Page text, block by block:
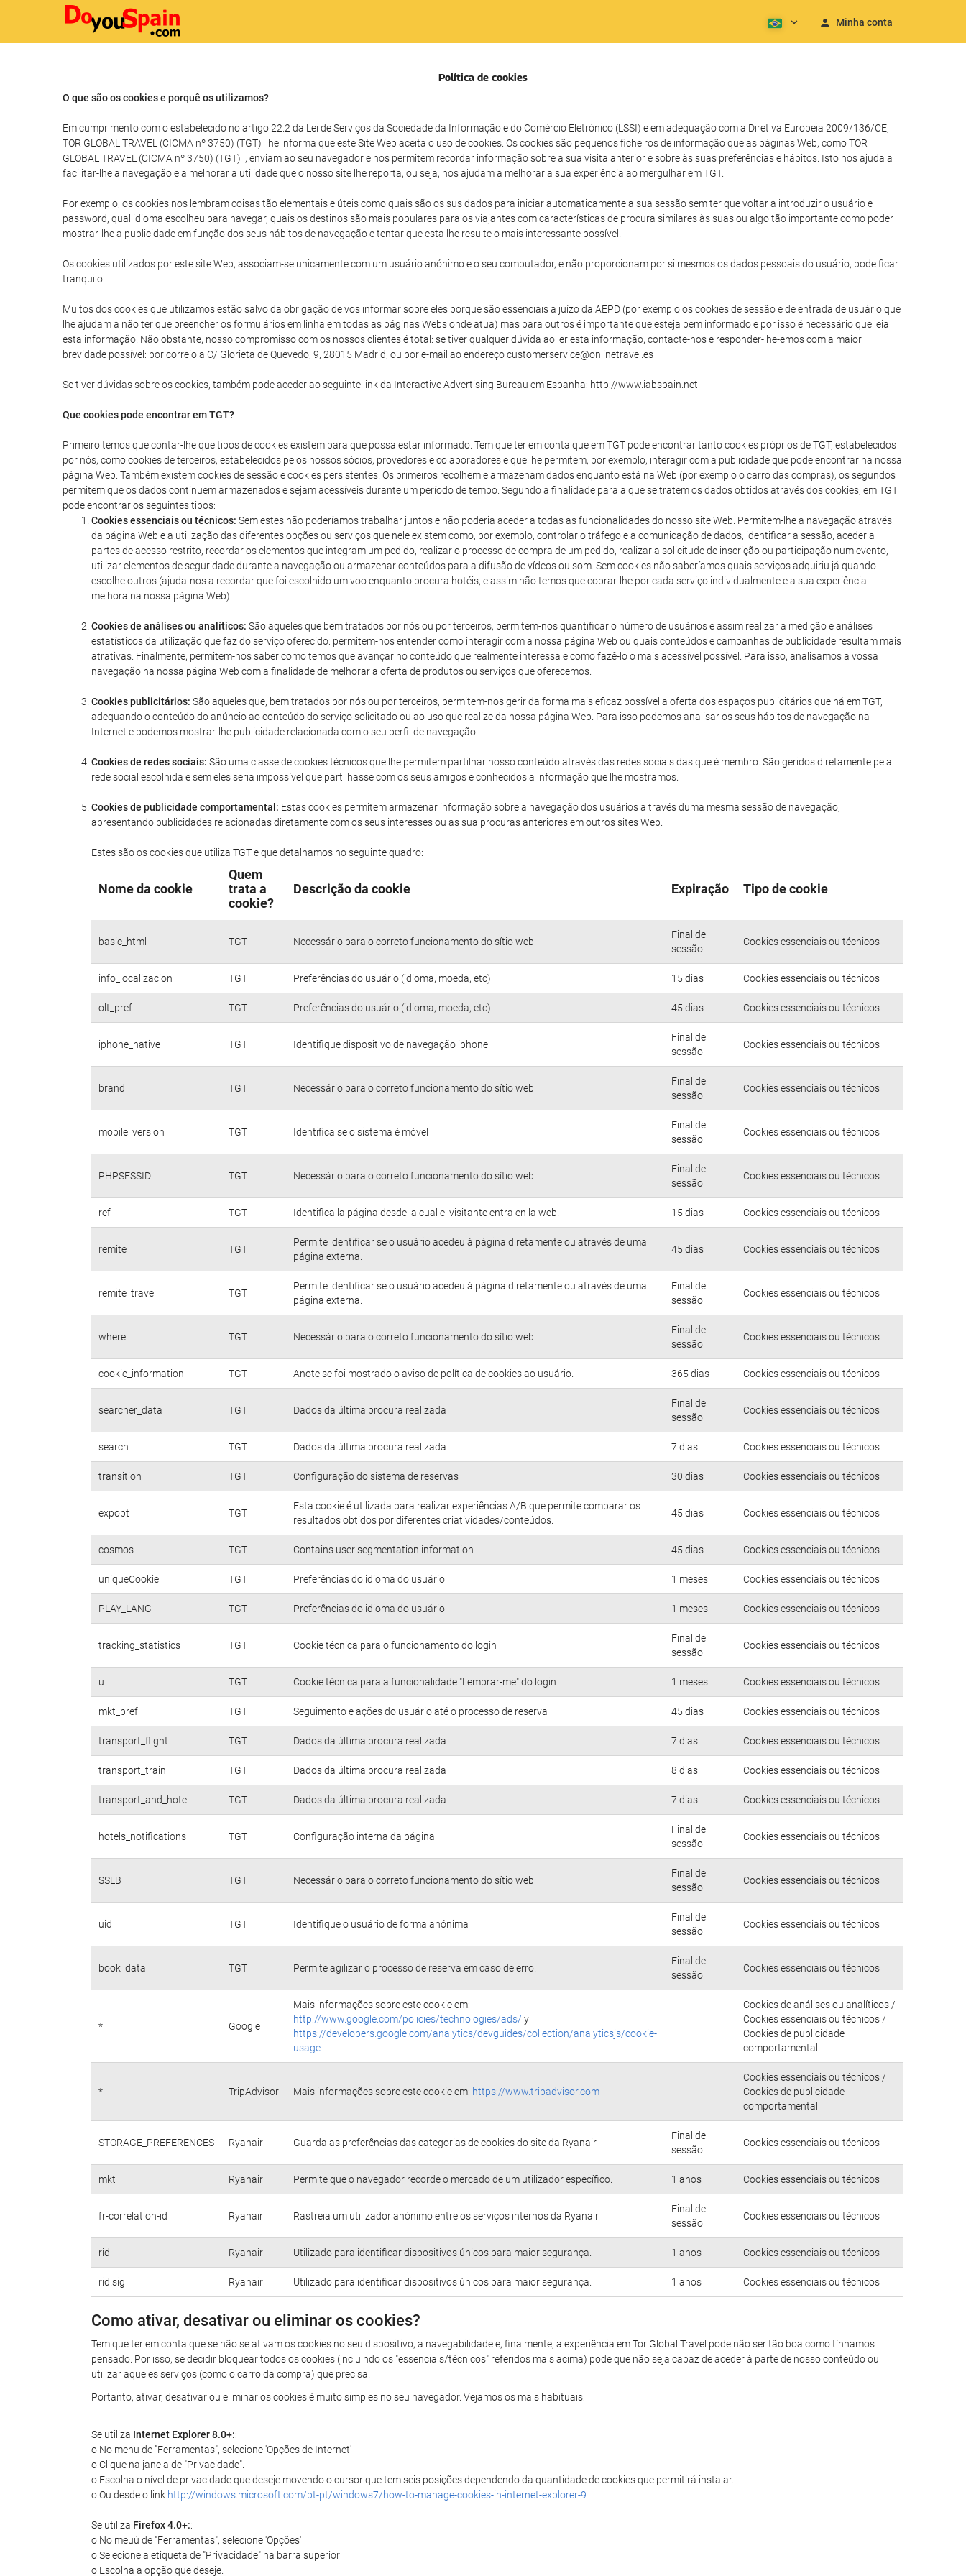
Minha conta
Política de cookies
O que são os cookies e porquê os utilizamos?
Em cumprimento com o estabelecido no artigo 22.2 da Lei de Serviços da Sociedade da Informação e do Comércio Eletrónico (LSSI) e em adequação com a Diretiva Europeia 2009/136/CE,
TOR GLOBAL TRAVEL (CICMA nº 3750) (TGT) lhe informa que este Site Web aceita o uso de cookies. Os cookies são pequenos ficheiros de informação que as páginas Web, como TOR
GLOBAL TRAVEL (CICMA nº 3750) (TGT) , enviam ao seu navegador e nos permitem recordar informação sobre a sua visita anterior e sobre às suas preferências e hábitos. Isto nos ajuda a
facilitar-lhe a navegação e a melhorar a utilidade que o nosso site lhe reporta, ou seja, nos ajudam a melhorar a sua experiência ao mergulhar em TGT.
Por exemplo, os cookies nos lembram coisas tão elementais e úteis como quais são os sus dados para iniciar automaticamente a sua sessão sem ter que voltar a introduzir o usuário e
password, qual idioma escolheu para navegar, quais os destinos são mais populares para os viajantes com características de procura similares às suas ou algo tão importante como poder
mostrar-lhe a publicidade em função dos seus hábitos de navegação e tentar que esta lhe resulte o mais interessante possível.
Os cookies utilizados por este site Web, associam-se unicamente com um usuário anónimo e o seu computador, e não proporcionam por si mesmos os dados pessoais do usuário, pode ficar
tranquilo!
Muitos dos cookies que utilizamos estão salvo da obrigação de vos informar sobre eles porque são essenciais a juízo da AEPD (por exemplo os cookies de sessão e de entrada de usuário que
lhe ajudam a não ter que preencher os formulários em linha em todas as páginas Webs onde atua) mas para outros é importante que esteja bem informado e por isso é necessário que leia
esta informação. Não obstante, nosso compromisso com os nossos clientes é total: se tiver qualquer dúvida ao ler esta informação, contacte-nos e responder-lhe-emos com a maior
brevidade possível: por correio a C/ Glorieta de Quevedo, 9, 28015 Madrid, ou por e-mail ao endereço customerservice@onlinetravel.es
Se tiver dúvidas sobre os cookies, também pode aceder ao seguinte link da Interactive Advertising Bureau em Espanha: http://www.iabspain.net
Que cookies pode encontrar em TGT?
Primeiro temos que contar-lhe que tipos de cookies existem para que possa estar informado. Tem que ter em conta que em TGT pode encontrar tanto cookies próprios de TGT, estabelecidos
por nós, como cookies de terceiros, estabelecidos pelos nossos sócios, provedores e colaboradores e que lhe permitem, por exemplo, interagir com a publicidade que pode encontrar na nossa
página Web. Também existem cookies de sessão e cookies persistentes. Os primeiros recolhem e armazenam dados enquanto está na Web (por exemplo o carro das compras), os segundos
permitem que os dados continuem armazenados e sejam acessíveis durante um período de tempo. Segundo a finalidade para a que se tratem os dados obtidos através dos cookies, em TGT
pode encontrar os seguintes tipos:
Cookies essenciais ou técnicos: Sem estes não poderíamos trabalhar juntos e não poderia aceder a todas as funcionalidades do nosso site Web. Permitem-lhe a navegação através
da página Web e a utilização das diferentes opções ou serviços que nele existem como, por exemplo, controlar o tráfego e a comunicação de dados, identificar a sessão, aceder a
partes de acesso restrito, recordar os elementos que integram um pedido, realizar o processo de compra de um pedido, realizar a solicitude de inscrição ou participação num evento,
utilizar elementos de seguridade durante a navegação ou armazenar conteúdos para a difusão de vídeos ou som. Sem cookies não saberíamos quais serviços adquiriu já quando
escolhe outros (ajuda-nos a recordar que foi escolhido um voo enquanto procura hotéis, e assim não temos que cobrar-lhe por cada serviço individualmente e a sua experiência
melhora na nossa página Web).
Cookies de análises ou analíticos: São aqueles que bem tratados por nós ou por terceiros, permitem-nos quantificar o número de usuários e assim realizar a medição e análises
estatísticos da utilização que faz do serviço oferecido: permitem-nos entender como interagir com a nossa página Web ou quais conteúdos e campanhas de publicidade resultam mais
atrativas. Finalmente, permitem-nos saber como temos que avançar no conteúdo que realmente interessa e como fazê-lo o mais acessível possível. Para isso, analisamos a vossa
navegação na nossa página Web com a finalidade de melhorar a oferta de produtos ou serviços que oferecemos.
Cookies publicitários: São aqueles que, bem tratados por nós ou por terceiros, permitem-nos gerir da forma mais eficaz possível a oferta dos espaços publicitários que há em TGT,
adequando o conteúdo do anúncio ao conteúdo do serviço solicitado ou ao uso que realize da nossa página Web. Para isso podemos analisar os seus hábitos de navegação na
Internet e podemos mostrar-lhe publicidade relacionada com o seu perfil de navegação.
Cookies de redes sociais: São uma classe de cookies técnicos que lhe permitem partilhar nosso conteúdo através das redes sociais das que é membro. São geridos diretamente pela
rede social escolhida e sem eles seria impossível que partilhasse com os seus amigos e conhecidos a informação que lhe mostramos.
Cookies de publicidade comportamental: Estas cookies permitem armazenar informação sobre a navegação dos usuários a través duma mesma sessão de navegação,
apresentando publicidades relacionadas diretamente com os seus interesses ou as sua procuras anteriores em outros sites Web.
Estes são os cookies que utiliza TGT e que detalhamos no seguinte quadro:
Nome da cookie
Quem
trata a
cookie?
Descrição da cookie Expiração Tipo de cookie
basic_html TGT Necessário para o correto funcionamento do sítio web
Final de
sessão
Cookies essenciais ou técnicos
info_localizacion TGT Preferências do usuário (idioma, moeda, etc) 15 dias Cookies essenciais ou técnicos
olt_pref TGT Preferências do usuário (idioma, moeda, etc) 45 dias Cookies essenciais ou técnicos
iphone_native TGT Identifique dispositivo de navegação iphone
Final de
sessão
Cookies essenciais ou técnicos
brand TGT Necessário para o correto funcionamento do sítio web
Final de
sessão
Cookies essenciais ou técnicos
mobile_version TGT Identifica se o sistema é móvel
Final de
sessão
Cookies essenciais ou técnicos
PHPSESSID TGT Necessário para o correto funcionamento do sítio web
Final de
sessão
Cookies essenciais ou técnicos
ref TGT Identifica la página desde la cual el visitante entra en la web. 15 dias Cookies essenciais ou técnicos
remite TGT
Permite identificar se o usuário acedeu à página diretamente ou através de uma
página externa.
45 dias Cookies essenciais ou técnicos
remite_travel TGT
Permite identificar se o usuário acedeu à página diretamente ou através de uma
página externa.
Final de
sessão
Cookies essenciais ou técnicos
where TGT Necessário para o correto funcionamento do sítio web
Final de
sessão
Cookies essenciais ou técnicos
cookie_information TGT Anote se foi mostrado o aviso de política de cookies ao usuário. 365 dias Cookies essenciais ou técnicos
searcher_data TGT Dados da última procura realizada
Final de
sessão
Cookies essenciais ou técnicos
search TGT Dados da última procura realizada 7 dias Cookies essenciais ou técnicos
transition TGT Configuração do sistema de reservas 30 dias Cookies essenciais ou técnicos
expopt TGT
Esta cookie é utilizada para realizar experiências A/B que permite comparar os
resultados obtidos por diferentes criatividades/conteúdos.
45 dias Cookies essenciais ou técnicos
cosmos TGT Contains user segmentation information 45 dias Cookies essenciais ou técnicos
uniqueCookie TGT Preferências do idioma do usuário 1 meses Cookies essenciais ou técnicos
PLAY_LANG TGT Preferências do idioma do usuário 1 meses Cookies essenciais ou técnicos
tracking_statistics TGT Cookie técnica para o funcionamento do login
Final de
sessão
Cookies essenciais ou técnicos
u TGT Cookie técnica para a funcionalidade "Lembrar-me" do login 1 meses Cookies essenciais ou técnicos
mkt_pref TGT Seguimento e ações do usuário até o processo de reserva 45 dias Cookies essenciais ou técnicos
transport_flight TGT Dados da última procura realizada 7 dias Cookies essenciais ou técnicos
transport_train TGT Dados da última procura realizada 8 dias Cookies essenciais ou técnicos
transport_and_hotel TGT Dados da última procura realizada 7 dias Cookies essenciais ou técnicos
hotels_notifications TGT Configuração interna da página
Final de
sessão
Cookies essenciais ou técnicos
SSLB TGT Necessário para o correto funcionamento do sítio web
Final de
sessão
Cookies essenciais ou técnicos
uid TGT Identifique o usuário de forma anónima
Final de
sessão
Cookies essenciais ou técnicos
book_data TGT Permite agilizar o processo de reserva em caso de erro.
Final de
sessão
Cookies essenciais ou técnicos
* Google
Mais informações sobre este cookie em:
http://www.google.com/policies/technologies/ads/ y
https://developers.google.com/analytics/devguides/collection/analyticsjs/cookie-
usage
Cookies de análises ou analíticos /
Cookies essenciais ou técnicos /
Cookies de publicidade
comportamental
* TripAdvisor Mais informações sobre este cookie em: https://www.tripadvisor.com
Cookies essenciais ou técnicos /
Cookies de publicidade
comportamental
STORAGE_PREFERENCES Ryanair Guarda as preferências das categorias de cookies do site da Ryanair
Final de
sessão
Cookies essenciais ou técnicos
mkt Ryanair Permite que o navegador recorde o mercado de um utilizador específico. 1 anos Cookies essenciais ou técnicos
fr-correlation-id Ryanair Rastreia um utilizador anónimo entre os serviços internos da Ryanair
Final de
sessão
Cookies essenciais ou técnicos
rid Ryanair Utilizado para identificar dispositivos únicos para maior segurança. 1 anos Cookies essenciais ou técnicos
rid.sig Ryanair Utilizado para identificar dispositivos únicos para maior segurança. 1 anos Cookies essenciais ou técnicos
Como ativar, desativar ou eliminar os cookies?
Tem que ter em conta que se não se ativam os cookies no seu dispositivo, a navegabilidade e, finalmente, a experiência em Tor Global Travel pode não ser tão boa como tínhamos
pensado. Por isso, se decidir bloquear todos os cookies (incluindo os "essenciais/técnicos" referidos mais acima) pode que não seja capaz de aceder à parte de nosso conteúdo ou
utilizar aqueles serviços (como o carro da compra) que precisa.
Portanto, ativar, desativar ou eliminar os cookies é muito simples no seu navegador. Vejamos os mais habituais:
Se utiliza Internet Explorer 8.0+::
o No menu de "Ferramentas", selecione 'Opções de Internet'
o Clique na janela de "Privacidade".
o Escolha o nível de privacidade que deseje movendo o cursor que tem seis posições dependendo da quantidade de cookies que permitirá instalar.
o Ou desde o link http://windows.microsoft.com/pt-pt/windows7/how-to-manage-cookies-in-internet-explorer-9
Se utiliza Firefox 4.0+::
o No meuú de "Ferramentas", selecione 'Opções'
o Selecione a etiqueta de "Privacidade" na barra superior
o Escolha a opção que deseje.